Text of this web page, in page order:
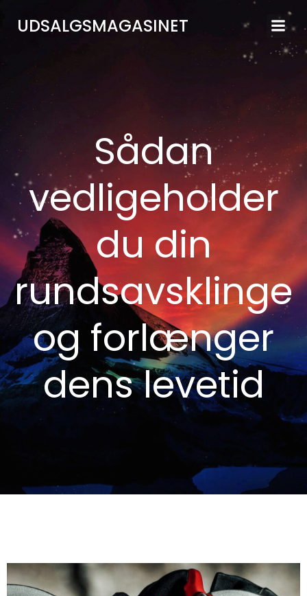
til
UDSALGSMAGASINET
Sådan
vedligeholder
du din
rundsavsklinge
og forlænger
dens levetid